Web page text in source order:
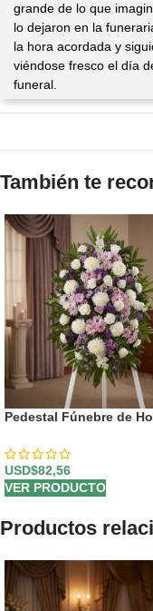
grande de lo que
lo dejaron en la
la hora acordada y
viéndose fresco el día
funeral.
También te
Pedestal Fúnebre de
Solemne 🕊️
USD$82,56
VER PRODUCTO
Productos